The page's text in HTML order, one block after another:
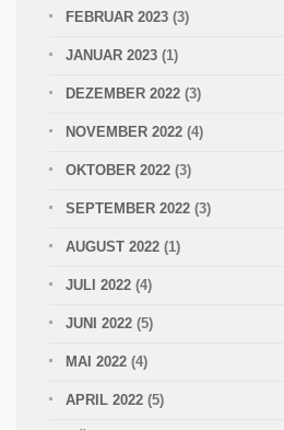
FEBRUAR 2023 (3)
JANUAR 2023 (1)
DEZEMBER 2022 (3)
NOVEMBER 2022 (4)
OKTOBER 2022 (3)
SEPTEMBER 2022 (3)
AUGUST 2022 (1)
JULI 2022 (4)
JUNI 2022 (5)
MAI 2022 (4)
APRIL 2022 (5)